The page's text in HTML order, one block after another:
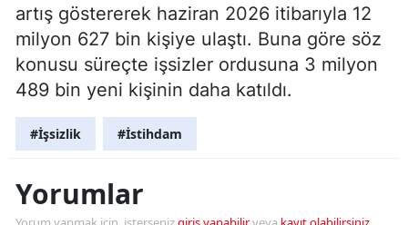
artış göstererek haziran 2026 itibarıyla 12
milyon 627 bin kişiye ulaştı. Buna göre söz
konusu süreçte işsizler ordusuna 3 milyon
489 bin yeni kişinin daha katıldı.
#İşsizlik #İstihdam
Yorumlar